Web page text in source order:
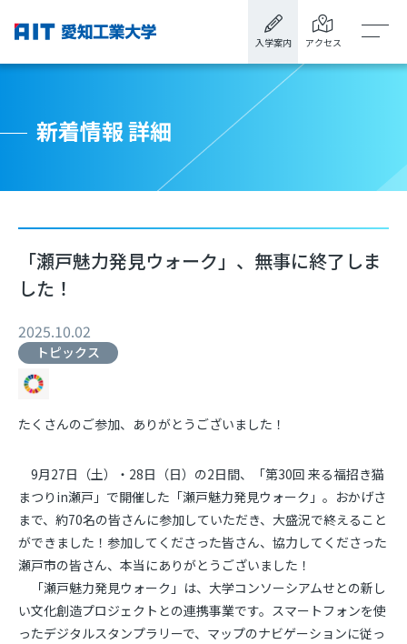
入学案内 アクセス
新着情報 詳細
「瀬戸魅力発見ウォーク」、無事に終了しま
した！
2025.10.02
トピックス
たくさんのご参加、ありがとうございました！
9月27日（土）・ 28日（日）の2日間、「第30回 来る福招き猫
まつり in瀬戸」で開催した「瀬戸魅力発見ウォーク」。おかげさ
まで、約70名の皆さんに参加していただき、大盛況で終えること
ができました！ 参加してくださった皆さん、協力してくださった
瀬戸市の皆さん、本当にありがとうございました！
「瀬戸魅力発見ウォーク」は、大学コンソーシアムせとの新し
い文化創造プロジェクトとの連携事業です。スマートフォンを使
ったデジタルスタンプラリーで、マップのナビゲーションに従っ